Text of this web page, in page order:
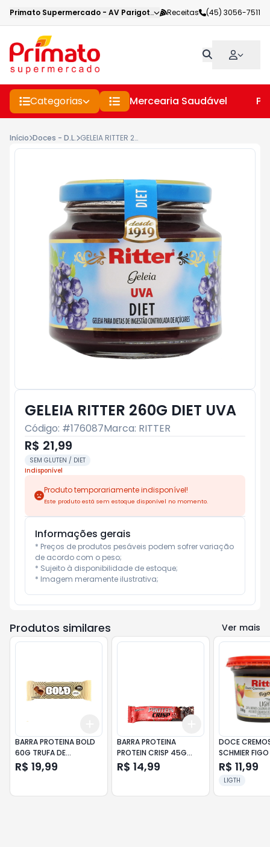
Primato Supermercado - AV Parigot de Souza,Toledo-PR
Receitas (45) 3056-7511
Categorias Mercearia Saudável
Início Doces - D.L. GELEIA RITTER 260G DIET UVA
GELEIA RITTER 260G DIET UVA
Código: #176087Marca: RITTER
R$ 21,99
SEM GLUTEN / DIET
Indisponível
Produto temporariamente indisponível!
Este produto está sem estoque disponível no momento.
Informações gerais
* Preços de produtos pesáveis podem sofrer variação
de acordo com o peso;
* Sujeito à disponibilidade de estoque;
* Imagem meramente ilustrativa;
Produtos similares Ver mais
5 +10
BARRA PROTEINA BOLD
60G TRUFA DE
CHOCOLATE
R$ 19,99
+10
Add
BARRA PROTEINA
PROTEIN CRISP 45G
BROWNIE CHOCOLATE
R$ 14,99
DOCE
SCHMIER
RITTER POTE
R$ 11,99
LIGTH